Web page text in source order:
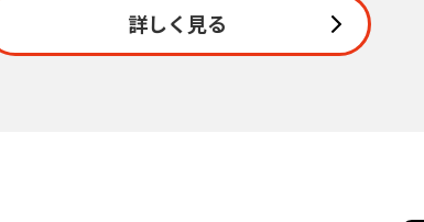
詳しく見る